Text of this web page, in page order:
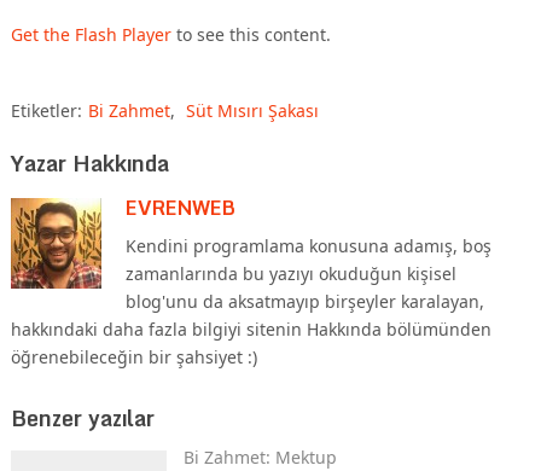
Get the Flash Playerto see this content.
Etiketler: Bi Zahmet, Süt Mısırı Şakası
Yazar Hakkında
EVRENWEB
Kendini programlama konusuna adamış, boş
zamanlarında bu yazıyı okuduğun kişisel
blog'unu da aksatmayıp birşeyler karalayan,
hakkındaki daha fazla bilgiyi sitenin Hakkında bölümünden
öğrenebileceğin bir şahsiyet :)
Benzer yazılar
Bi Zahmet: Mektup